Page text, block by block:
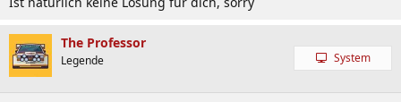
The Professor
Legende System